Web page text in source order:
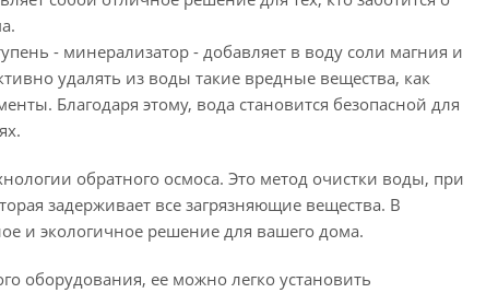
- минерализатор - добавляет в воду соли магния и
удалять из воды такие вредные вещества, как
Благодаря этому, вода становится безопасной для
обратного осмоса. Это метод очистки воды, при
задерживает все загрязняющие вещества. В
и экологичное решение для вашего дома.
оборудования, ее можно легко установить